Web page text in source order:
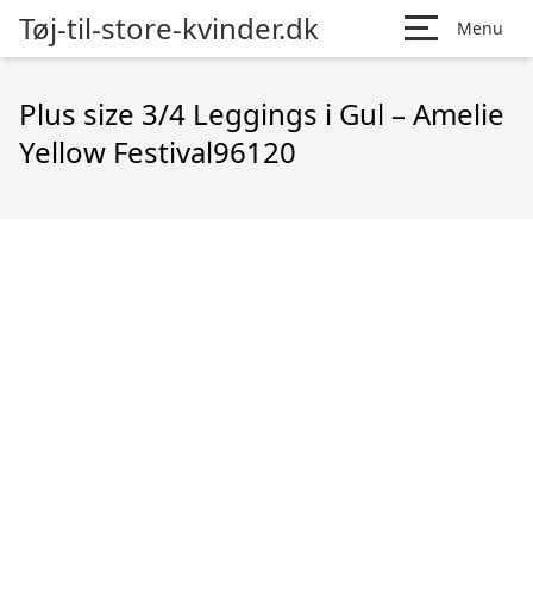
Tøj-til-store-kvinder.dk Menu
Plus size 3/4 Leggings i Gul – Amelie
Yellow Festival96120